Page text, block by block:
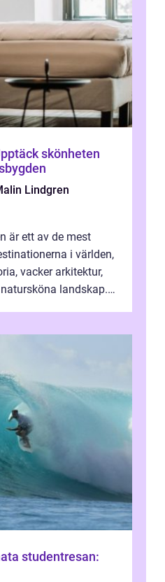
skönheten
Lindgren
är ett av de mest
i världen,
vacker arkitektur,
landskap.
studentresan: